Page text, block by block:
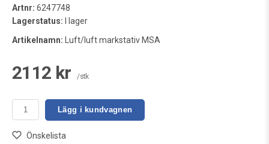
Artnr: 6247748
Lagerstatus: I lager
Artikelnamn: Luft/luft markstativ MSA
2112 kr /stk
Lägg i kundvagnen
Önskelista